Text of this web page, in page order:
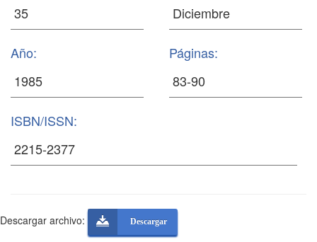
Año: Páginas:
ISBN/ISSN:
Descargar archivo: Descargar